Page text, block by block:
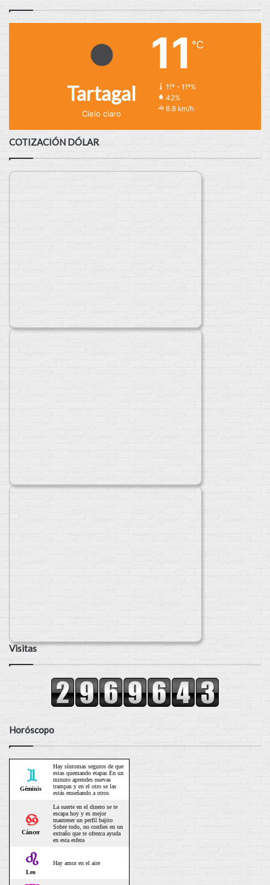
Tartagal
Cielo claro
11 ℃
11º - 11º%
42%
6.8 km/h
COTIZACIÓN DÓLAR
Visitas
Horóscopo